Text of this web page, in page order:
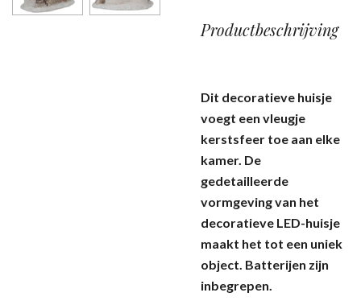
Productbeschrijving
Dit decoratieve huisje
voegt een vleugje
kerstsfeer toe aan elke
kamer. De
gedetailleerde
vormgeving van het
decoratieve LED-huisje
maakt het tot een uniek
object. Batterijen zijn
inbegrepen.